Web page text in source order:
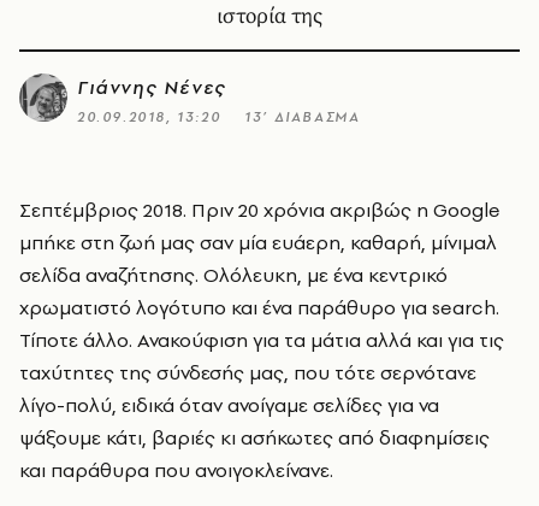
ιστορία της
Γιάννης Νένες
20.09.2018, 13:20 13’ ΔΙΑΒΑΣΜΑ
Σεπτέμβριος 2018. Πριν 20 χρόνια ακριβώς η Google
μπήκε στη ζωή μας σαν μία ευάερη, καθαρή, μίνιμαλ
σελίδα αναζήτησης. Ολόλευκη, με ένα κεντρικό
χρωματιστό λογότυπο και ένα παράθυρο για search.
Τίποτε άλλο. Ανακούφιση για τα μάτια αλλά και για τις
ταχύτητες της σύνδεσής μας, που τότε σερνότανε
λίγο-πολύ, ειδικά όταν ανοίγαμε σελίδες για να
ψάξουμε κάτι, βαριές κι ασήκωτες από διαφημίσεις
και παράθυρα που ανοιγοκλείνανε.